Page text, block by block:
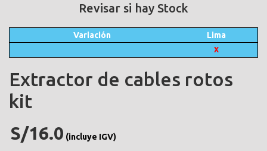
Revisar si hay Stock
Variación Lima
X
Extractor de cables rotos
kit
S/16.0 (incluye IGV)